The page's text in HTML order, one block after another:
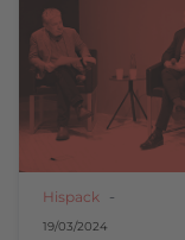
Hispack
19/03/2024